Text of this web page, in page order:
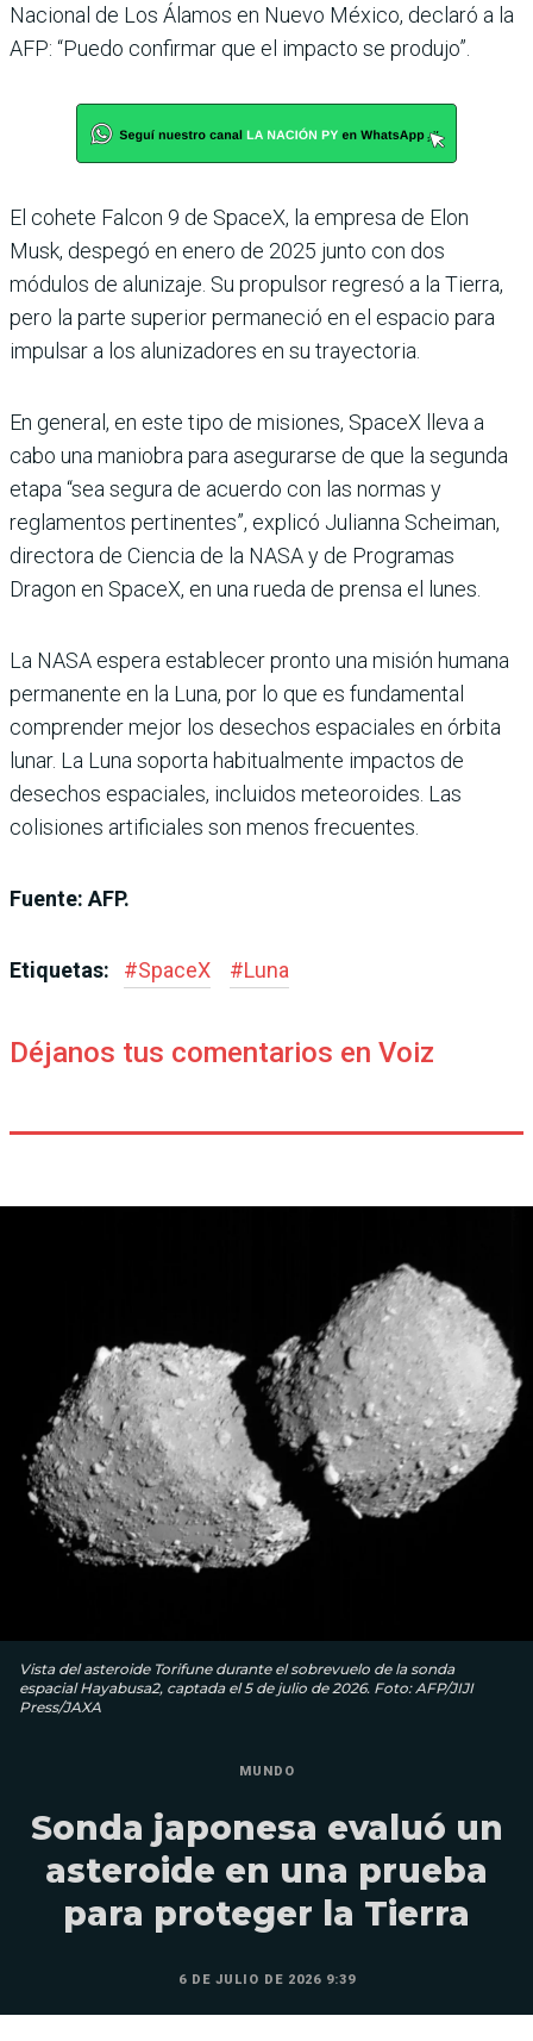
Nacional de Los Álamos en Nuevo México, declaró a la
AFP: “Puedo confirmar que el impacto se produjo”.
El cohete Falcon 9 de SpaceX, la empresa de Elon
Musk, despegó en enero de 2025 junto con dos
módulos de alunizaje. Su propulsor regresó a la Tierra,
pero la parte superior permaneció en el espacio para
impulsar a los alunizadores en su trayectoria.
En general, en este tipo de misiones, SpaceX lleva a
cabo una maniobra para asegurarse de que la segunda
etapa “sea segura de acuerdo con las normas y
reglamentos pertinentes”, explicó Julianna Scheiman,
directora de Ciencia de la NASA y de Programas
Dragon en SpaceX, en una rueda de prensa el lunes.
La NASA espera establecer pronto una misión humana
permanente en la Luna, por lo que es fundamental
comprender mejor los desechos espaciales en órbita
lunar. La Luna soporta habitualmente impactos de
desechos espaciales, incluidos meteoroides. Las
colisiones artificiales son menos frecuentes.
Fuente: AFP.
Etiquetas: #SpaceX #Luna
Déjanos tus comentarios en Voiz
Vista del asteroide Torifune durante el sobrevuelo de la sonda
espacial Hayabusa2, captada el 5 de julio de 2026. Foto: AFP/JIJI
Press/JAXA
MUNDO
Sonda japonesa evaluó un
asteroide en una prueba
para proteger la Tierra
6 DE JULIO DE 2026 9:39